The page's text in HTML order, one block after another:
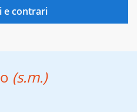
(s.m.)